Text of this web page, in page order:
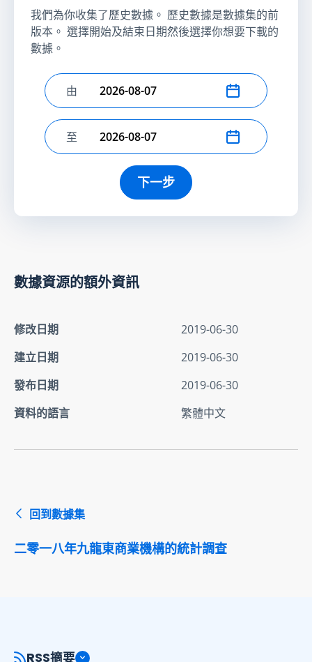
我們為你收集了歷史數據。 歷史數據是數據集的前
版本。 選擇開始及結束日期然後選擇你想要下載的
數據。
選擇開始日期
由
選擇結束日期
至
下一步
數據資源的額外資訊
修改日期
2019-06-30
建立日期
2019-06-30
發布日期
2019-06-30
資料的語言
繁體中文
回到數據集
二零一八年九龍東商業機構的統計調查
RSS摘要